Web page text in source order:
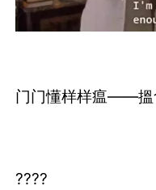
门门懂样样瘟——搵
????